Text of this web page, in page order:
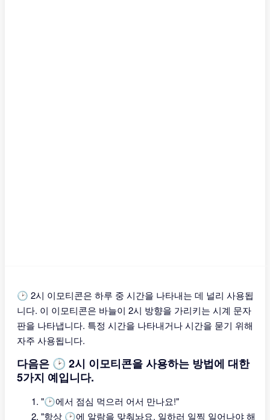
🕑 2시 이모티콘은 하루 중 시간을 나타내는 데 널리 사용됩
니다. 이 이모티콘은 바늘이 2시 방향을 가리키는 시계 문자
판을 나타냅니다. 특정 시간을 나타내거나 시간을 묻기 위해
자주 사용됩니다.
다음은 🕑 2시 이모티콘을 사용하는 방법에 대한
5가지 예입니다.
"🕑에서 점심 먹으러 어서 만나요!"
"항상 🕑에 알람을 맞춰놔요. 일하러 일찍 일어나야 해